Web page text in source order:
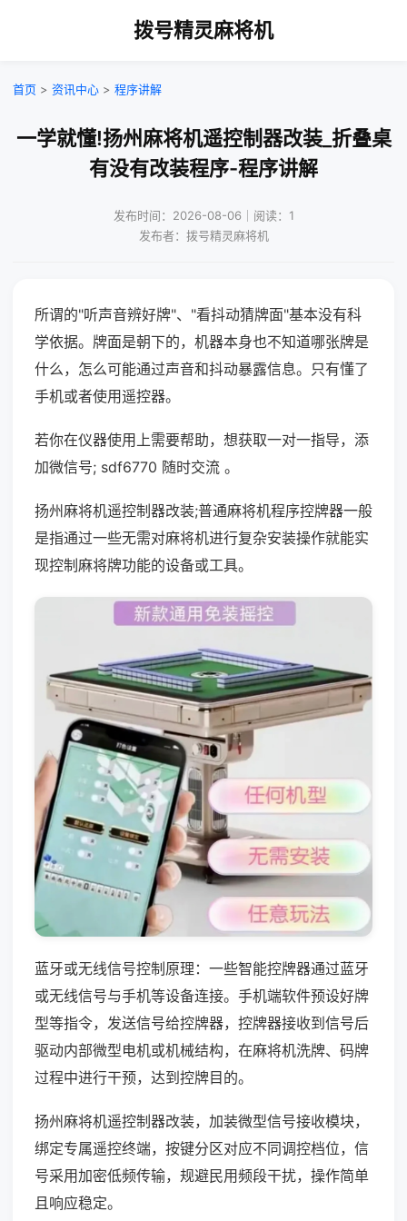
拨号精灵麻将机
首页 > 资讯中心 > 程序讲解
一学就懂!扬州麻将机遥控制器改装_折叠桌
有没有改装程序-程序讲解
发布时间：2026-08-06｜阅读：1
发布者：拨号精灵麻将机
所谓的"听声音辨好牌"、"看抖动猜牌面"基本没有科
学依据。牌面是朝下的，机器本身也不知道哪张牌是
什么，怎么可能通过声音和抖动暴露信息。只有懂了
手机或者使用遥控器。
若你在仪器使用上需要帮助，想获取一对一指导，添
加微信号; sdf6770 随时交流 。
扬州麻将机遥控制器改装;普通麻将机程序控牌器一般
是指通过一些无需对麻将机进行复杂安装操作就能实
现控制麻将牌功能的设备或工具。
蓝牙或无线信号控制原理：一些智能控牌器通过蓝牙
或无线信号与手机等设备连接。手机端软件预设好牌
型等指令，发送信号给控牌器，控牌器接收到信号后
驱动内部微型电机或机械结构，在麻将机洗牌、码牌
过程中进行干预，达到控牌目的。
扬州麻将机遥控制器改装，加装微型信号接收模块，
绑定专属遥控终端，按键分区对应不同调控档位，信
号采用加密低频传输，规避民用频段干扰，操作简单
且响应稳定。